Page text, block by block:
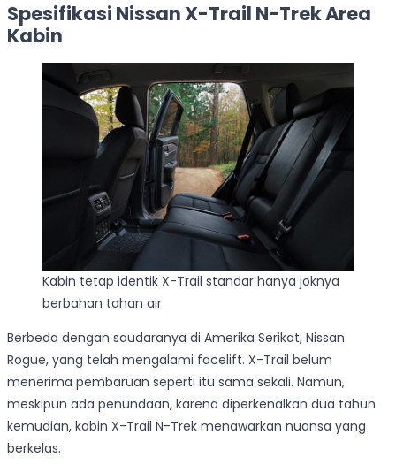
Spesifikasi Nissan X-Trail N-Trek Area
Kabin
Kabin tetap identik X-Trail standar hanya joknya
berbahan tahan air
Berbeda dengan saudaranya di Amerika Serikat, Nissan
Rogue, yang telah mengalami facelift. X-Trail belum
menerima pembaruan seperti itu sama sekali. Namun,
meskipun ada penundaan, karena diperkenalkan dua tahun
kemudian, kabin X-Trail N-Trek menawarkan nuansa yang
berkelas.